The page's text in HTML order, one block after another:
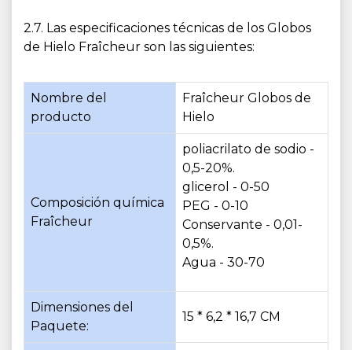
2.7. Las especificaciones técnicas de los Globos
de Hielo Fraîcheur son las siguientes:
Nombre del
producto
Fraîcheur Globos de
Hielo
Composición química
Fraîcheur
poliacrilato de sodio -
0,5-20%.
glicerol - 0-50
PEG - 0-10
Conservante - 0,01-
0,5%.
Agua - 30-70
Dimensiones del
Paquete:
15 * 6,2 * 16,7 CM